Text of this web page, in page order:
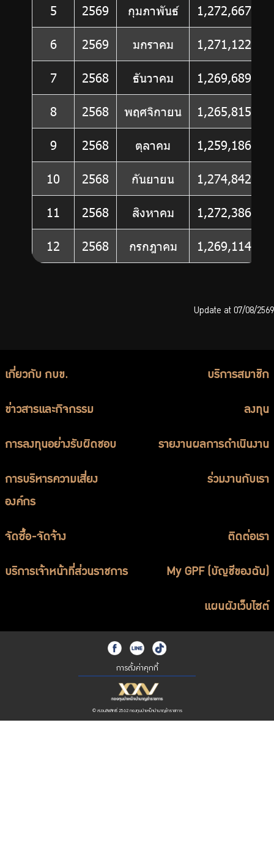
5 2569 กุมภาพันธ์ 1,272,667
6 2569 มกราคม 1,271,122
7 2568 ธันวาคม 1,269,689
8 2568 พฤศจิกายน 1,265,815
9 2568 ตุลาคม 1,259,186
10 2568 กันยายน 1,274,842
11 2568 สิงหาคม 1,272,386
12 2568 กรกฎาคม 1,269,114
Update at 07/08/2569
เกี่ยวกับ กบข. บริการสมาชิก
ข่าวสารและกิจกรรม ลงทุน
การลงทุนอย่างรับผิดชอบ รายงานผลการดำเนินงาน
การบริหารความเสี่ยง
องค์กร
ร่วมงานกับเรา
จัดซื้อ-จัดจ้าง ติดต่อเรา
บริการเจ้าหน้าที่ส่วนราชการ My GPF (บัญชีของฉัน)
แผนผังเว็บไซต์
การตั้งค่าคุกกี้
© สงวนลิขสิทธิ์ 2562 กองทุนบำเหน็จบำนาญข้าราชการ